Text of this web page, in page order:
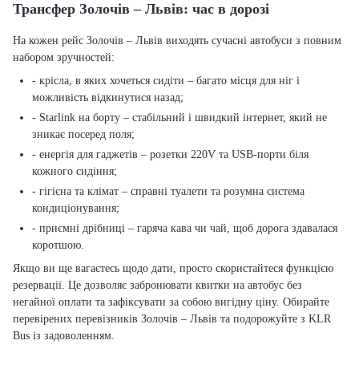
Трансфер Золочів – Львів: час в дорозі
На кожен рейс Золочів – Львів виходять сучасні автобуси з повним
набором зручностей:
- крісла, в яких хочеться сидіти – багато місця для ніг і
можливість відкинутися назад;
- Starlink на борту – стабільний і швидкий інтернет, який не
зникає посеред поля;
- енергія для гаджетів – розетки 220V та USB-порти біля
кожного сидіння;
- гігієна та клімат – справні туалети та розумна система
кондиціонування;
- приємні дрібниці – гаряча кава чи чай, щоб дорога здавалася
коротшою.
Якщо ви ще вагаєтесь щодо дати, просто скористайтеся функцією
резервації. Це дозволяє забронювати квитки на автобус без
негайної оплати та зафіксувати за собою вигідну ціну. Обирайте
перевірених перевізників Золочів – Львів та подорожуйте з KLR
Bus із задоволенням.